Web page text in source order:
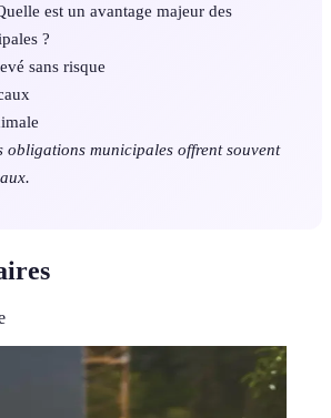
est un avantage majeur des
?
sans risque
obligations municipales offrent souvent